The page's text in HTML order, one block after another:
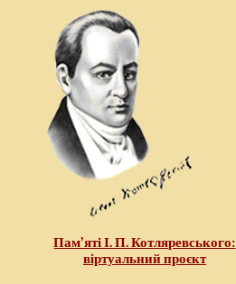
Пам’яті І. П. Котляревського:
віртуальний проєкт